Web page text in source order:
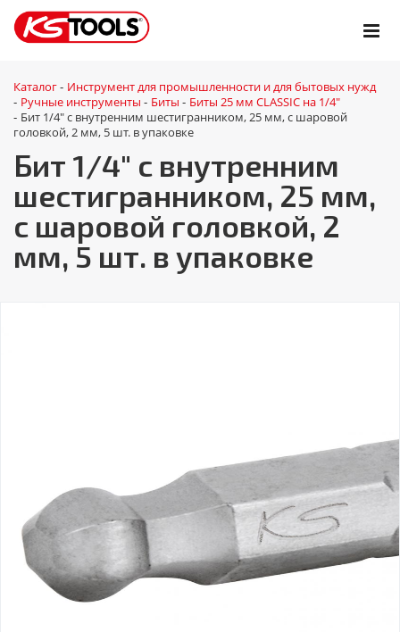
Каталог - Инструмент для промышленности и для бытовых нужд
- Ручные инструменты - Биты - Биты 25 мм CLASSIC на 1/4"
- Бит 1/4" с внутренним шестигранником, 25 мм, с шаровой
головкой, 2 мм, 5 шт. в упаковке
Бит 1/4" с внутренним
шестигранником, 25 мм,
с шаровой головкой, 2
мм, 5 шт. в упаковке